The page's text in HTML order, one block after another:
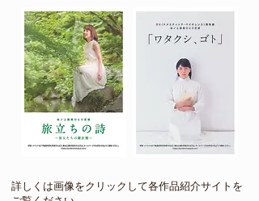
​詳しくは画像をクリックして各作品紹介サイトを